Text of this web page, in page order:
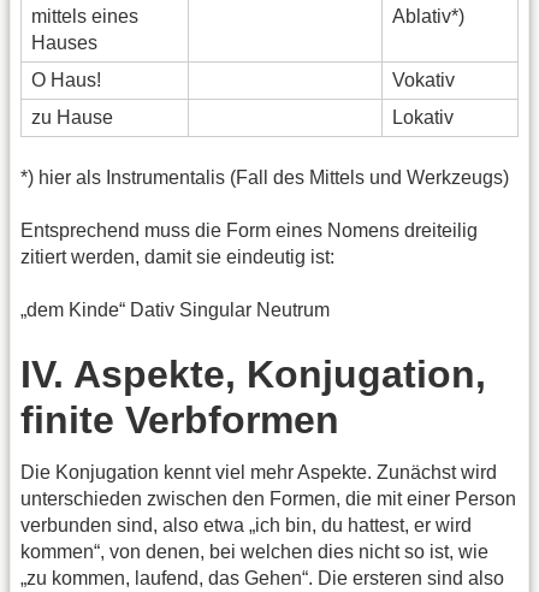
mittels eines
Hauses
Ablativ*)
O Haus!
Vokativ
zu Hause
Lokativ
*) hier als Instrumentalis (Fall des Mittels und Werkzeugs)
Entsprechend muss die Form eines Nomens dreiteilig
zitiert werden, damit sie eindeutig ist:
„dem Kinde“ Dativ Singular Neutrum
IV. Aspekte, Konjugation,
finite Verbformen
Die Konjugation kennt viel mehr Aspekte. Zunächst wird
unterschieden zwischen den Formen, die mit einer Person
verbunden sind, also etwa „ich bin, du hattest, er wird
kommen“, von denen, bei welchen dies nicht so ist, wie
„zu kommen, laufend, das Gehen“. Die ersteren sind also